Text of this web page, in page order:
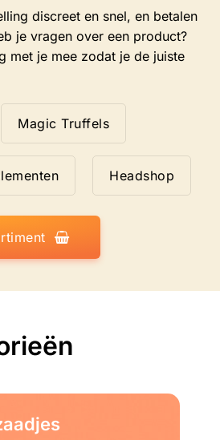
discreet en snel, en betalen
je vragen over een product?
met je mee zodat je de juiste
Magic Truffels
Headshop